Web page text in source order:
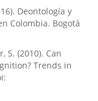
Deontología y
Colombia. Bogotá
S. (2010). Can
Trends in